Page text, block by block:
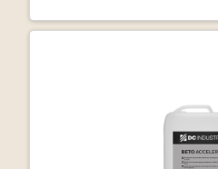
antighiaccio.